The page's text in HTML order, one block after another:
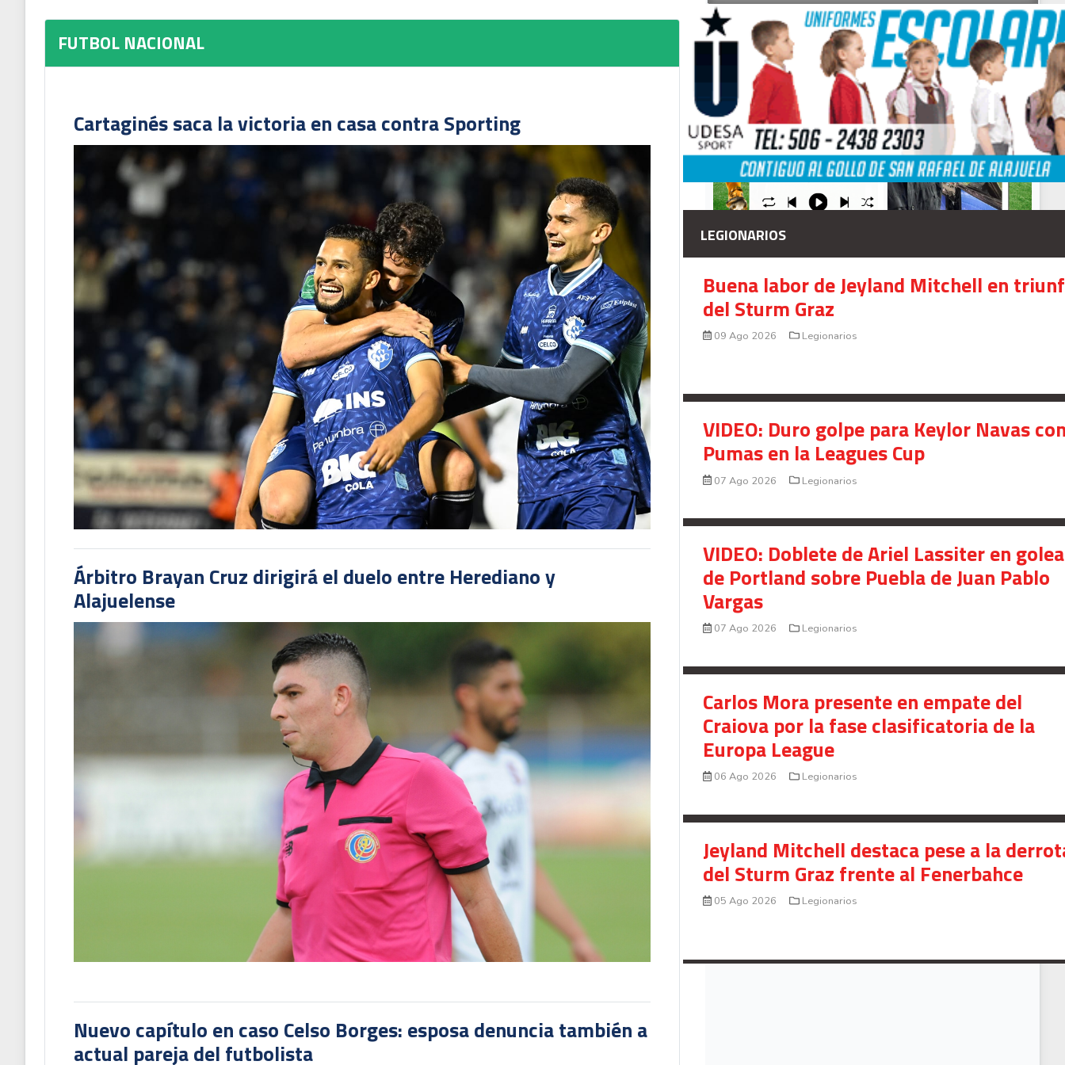
Your Add Here !!
Señal en vivo:
Radio Actual
FUTBOL NACIONAL
Cartaginés saca la victoria en casa contra Sporting
Árbitro Brayan Cruz dirigirá el duelo entre Herediano y
Alajuelense
Nuevo capítulo en caso Celso Borges: esposa denuncia también a
actual pareja del futbolista
LEGIONARIOS
Buena labor de Jeyland Mitchell en
del Sturm Graz
09 Ago 2026 Legionarios
VIDEO: Duro golpe para Keylor Navas
Pumas en la Leagues Cup
07 Ago 2026 Legionarios
VIDEO: Doblete de Ariel Lassiter en
de Portland sobre Puebla de Juan Pablo
Vargas
07 Ago 2026 Legionarios
Carlos Mora presente en empate del
Craiova por la fase clasificatoria de la
Europa League
06 Ago 2026 Legionarios
Jeyland Mitchell destaca pese a la
del Sturm Graz frente al Fenerbahce
05 Ago 2026 Legionarios